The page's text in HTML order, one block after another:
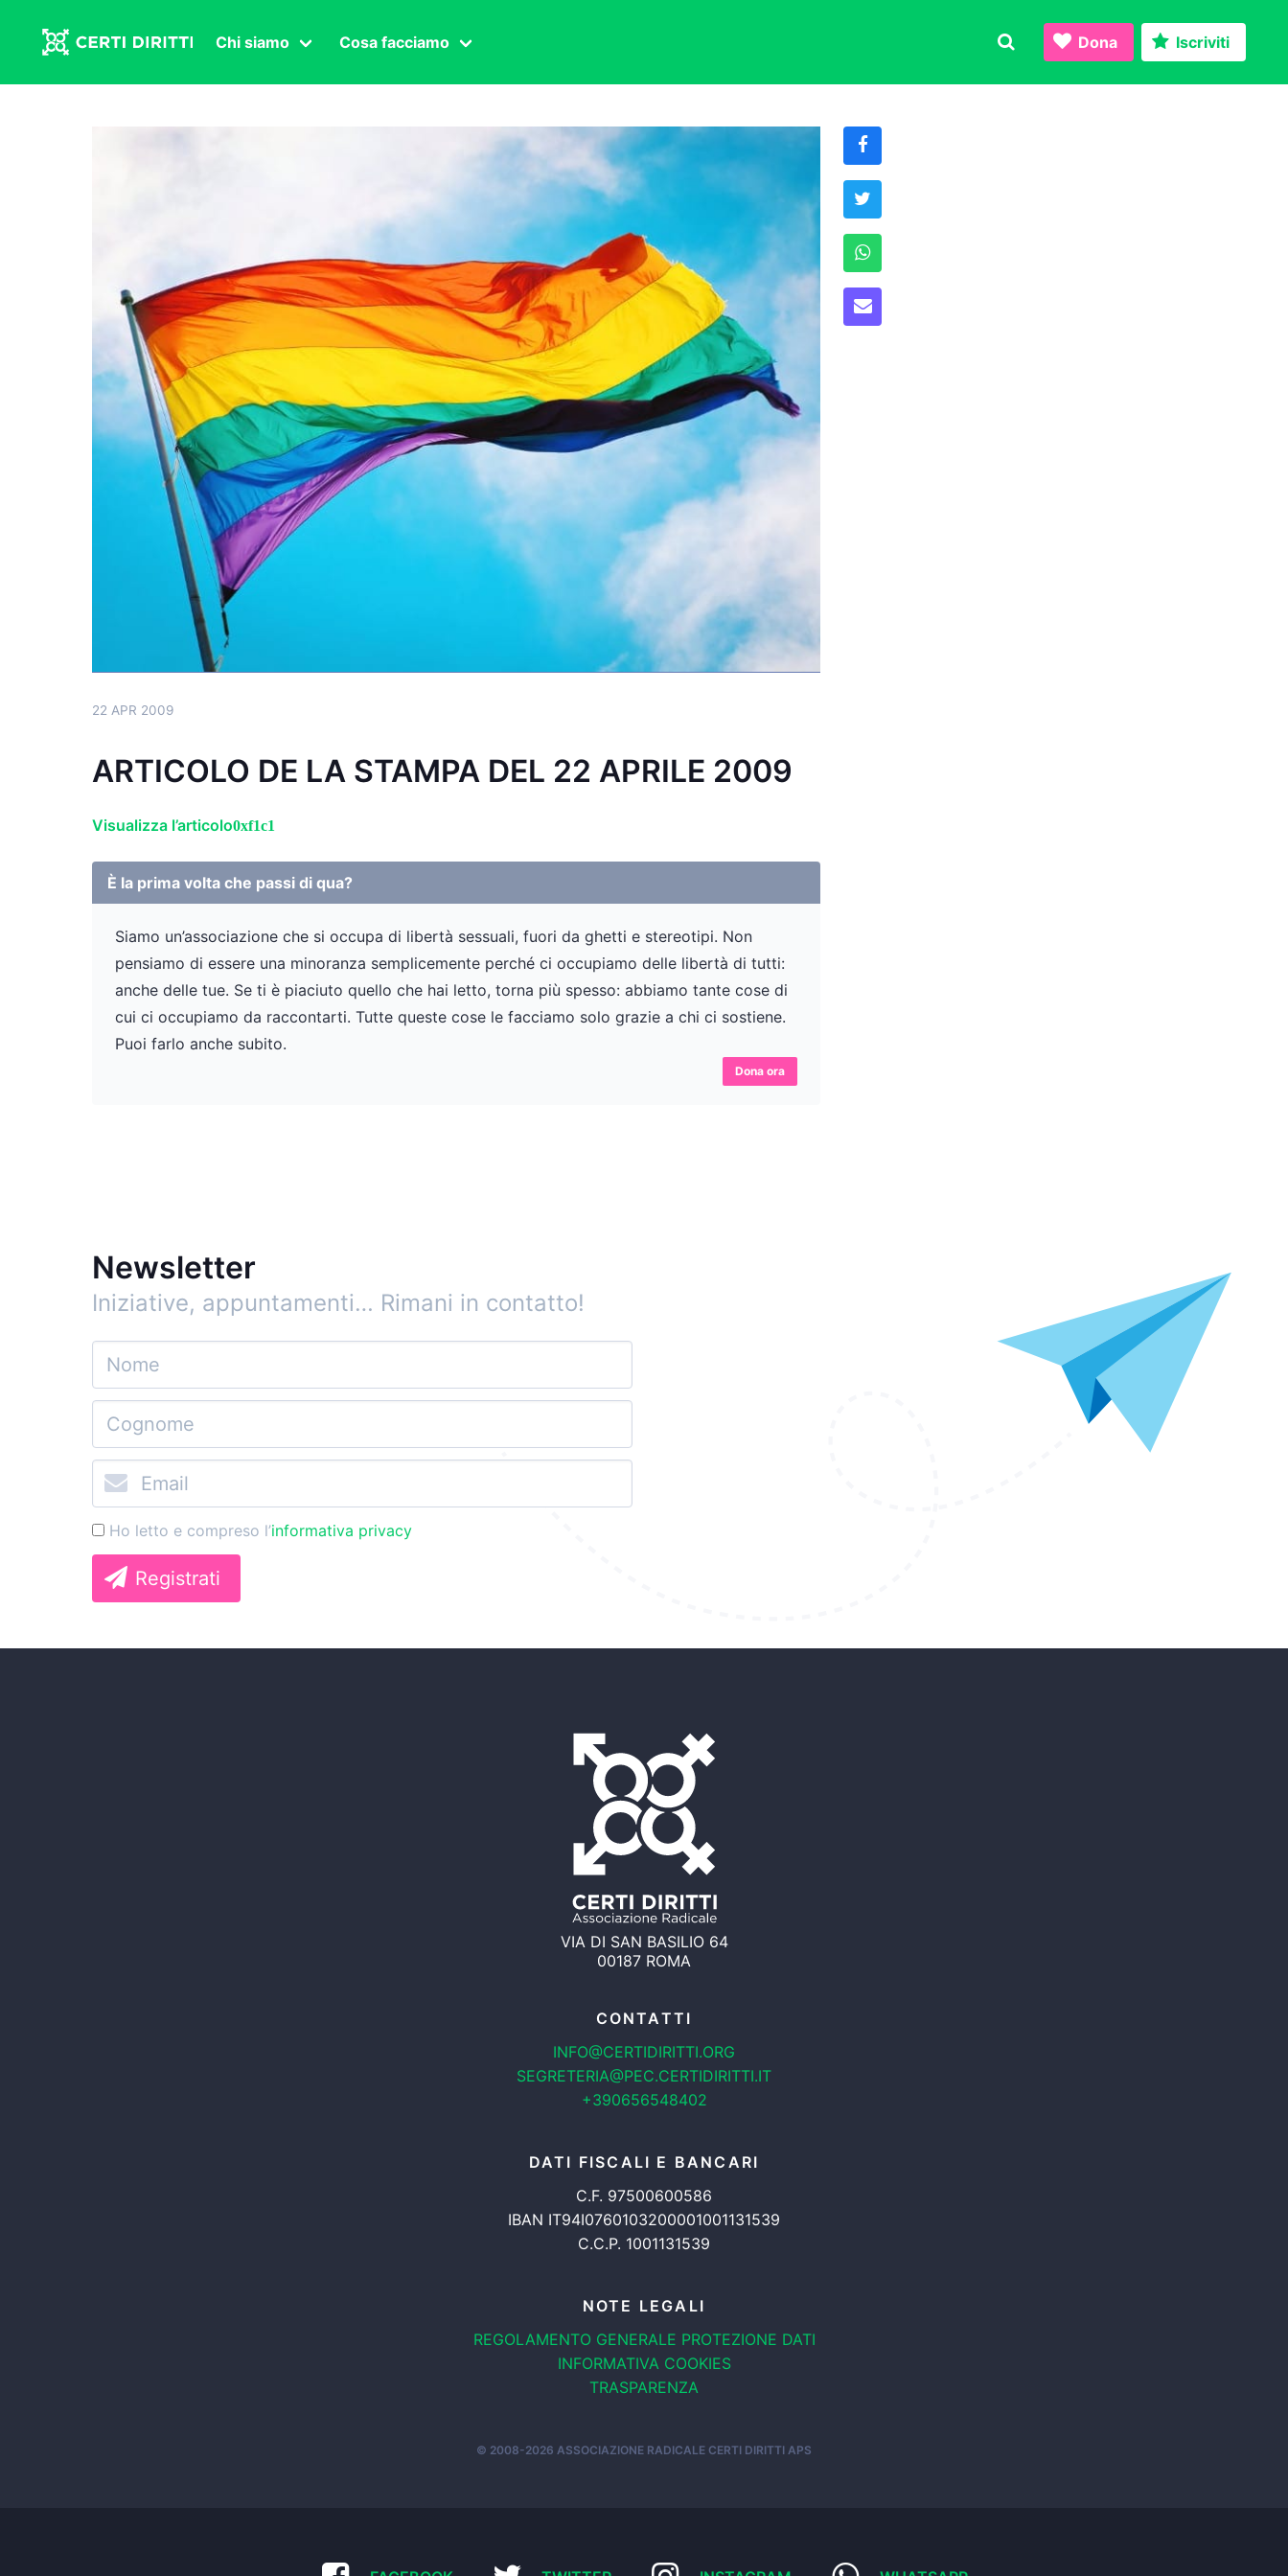
Chi siamo Cosa facciamo
Transnazionale
Politica
Fuor di Pagina
Dona Iscriviti
22 APR 2009
ARTICOLO DE LA STAMPA DEL 22 APRILE 2009
Visualizza l’articolo
È la prima volta che passi di qua?
Siamo un’associazione che si occupa di libertà sessuali, fuori da ghetti e stereotipi. Non
pensiamo di essere una minoranza semplicemente perché ci occupiamo delle libertà di tutti:
anche delle tue. Se ti è piaciuto quello che hai letto, torna più spesso: abbiamo tante cose di
cui ci occupiamo da raccontarti. Tutte queste cose le facciamo solo grazie a chi ci sostiene.
Puoi farlo anche subito.
Dona ora
Newsletter
Iniziative, appuntamenti… Rimani in contatto!
Ho letto e compreso l’informativa privacy
Registrati
VIA DI SAN BASILIO 64
00187 ROMA
CONTATTI
INFO@CERTIDIRITTI.ORG
SEGRETERIA@PEC.CERTIDIRITTI.IT
+390656548402
DATI FISCALI E BANCARI
C.F. 97500600586
IBAN IT94I0760103200001001131539
C.C.P. 1001131539
NOTE LEGALI
REGOLAMENTO GENERALE PROTEZIONE DATI
INFORMATIVA COOKIES
TRASPARENZA
© 2008-2026 ASSOCIAZIONE RADICALE CERTI DIRITTI APS